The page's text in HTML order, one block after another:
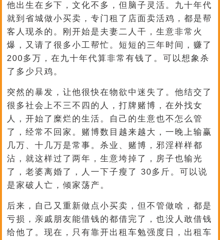
他出生在乡下，文化不多，但脑子灵活。九十年代
就到省城做小买卖，专门租了店面卖活鸡，都是帮
客人现杀的。刚开始是夫妻二人干，生意非常火
爆，又请了很多小工帮忙。短短的三年时间，赚了
200多万，在九十年代算非常有钱了。可以想象杀
了多少只鸡。
突然的暴发，让他很快在物欲中迷失了。他结交了
很多社会上不三不四的人，打牌赌博，在外找女
人，开始了糜烂的生活。自己的生意也不怎么管
了，经常不回家。赌博数目越来越大，一晚上输赢
几万、十几万是常事。杀业、赌博，邪淫样样都
沾，就这样过了两年，生意垮掉了，房子也输光
了，老婆离婚了，人一下子瘦了 30多斤。可以说
是家破人亡，倾家荡产。
后来，自己又重新做点小买卖，但不管做啥，都是
亏损，亲戚朋友能借钱的都借完了，也没人敢借钱
给他了。现在，只有靠开出租车勉强度日，出租车